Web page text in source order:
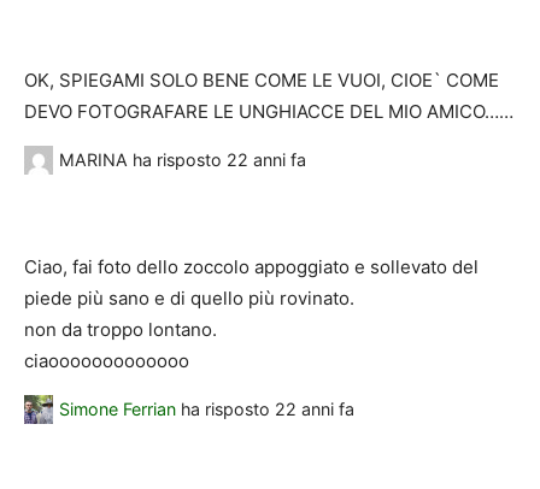
OK, SPIEGAMI SOLO BENE COME LE VUOI, CIOE` COME
DEVO FOTOGRAFARE LE UNGHIACCE DEL MIO AMICO……
MARINA ha risposto 22 anni fa
Ciao, fai foto dello zoccolo appoggiato e sollevato del
piede più sano e di quello più rovinato.
non da troppo lontano.
ciaooooooooooooo
Simone Ferrian ha risposto 22 anni fa